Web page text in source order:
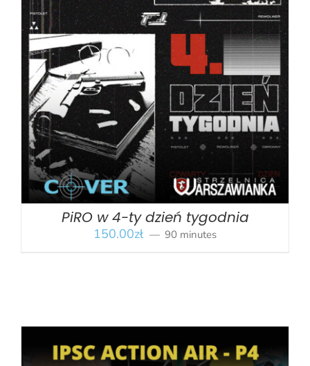
BOOK / SZCZEGÓŁY
PiRO w 4-ty dzień tygodnia
150.00zł 90 minutes